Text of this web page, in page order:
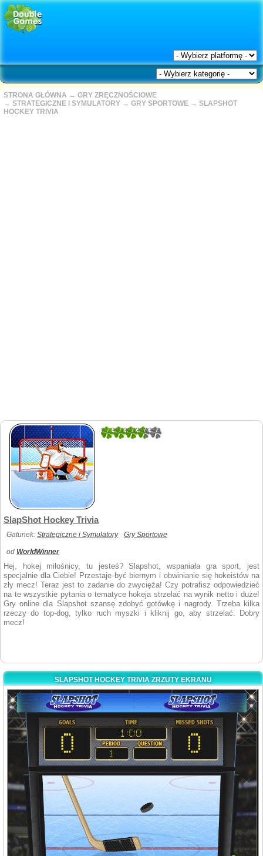
STRONA GŁÓWNA → GRY ZRĘCZNOŚCIOWE
→ STRATEGICZNE I SYMULATORY → GRY SPORTOWE → SLAPSHOT
HOCKEY TRIVIA
2.1333333333333
SlapShot Hockey Trivia
Gatunek: Strategiczne i Symulatory Gry Sportowe
od WorldWinner
Hej, hokej miłośnicy, tu jesteś? Slapshot, wspaniała gra sport, jest
specjalnie dla Ciebie! Przestaje być biernym i obwinianie się hokeistów na
zły mecz! Teraz jest to zadanie do zwycięża! Czy potrafisz odpowiedzieć
na te wszystkie pytania o tematyce hokeja strzelać na wynik netto i duże!
Gry online dla Slapshot szansę zdobyć gotówkę i nagrody. Trzeba kilka
rzeczy do top-dog, tylko ruch myszki i kliknij go, aby strzelać. Dobry
mecz!
SLAPSHOT HOCKEY TRIVIA ZRZUTY EKRANU